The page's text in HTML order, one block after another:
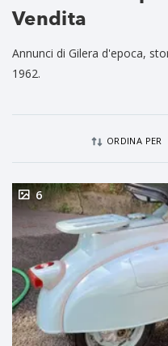
Vendita
Annunci di Gilera d'epoca,
1962.
ORDINA PER
6